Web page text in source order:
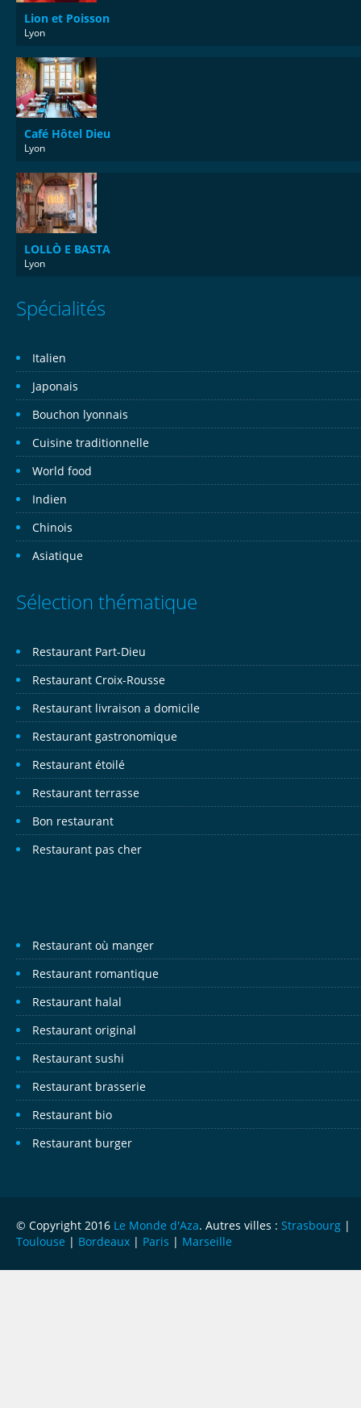
Lion et Poisson
Lyon
Café Hôtel Dieu
Lyon
LOLLÒ E BASTA
Lyon
Spécialités
Italien
Japonais
Bouchon lyonnais
Cuisine traditionnelle
World food
Indien
Chinois
Asiatique
Sélection thématique
Restaurant Part-Dieu
Restaurant Croix-Rousse
Restaurant livraison a domicile
Restaurant gastronomique
Restaurant étoilé
Restaurant terrasse
Bon restaurant
Restaurant pas cher
Restaurant où manger
Restaurant romantique
Restaurant halal
Restaurant original
Restaurant sushi
Restaurant brasserie
Restaurant bio
Restaurant burger
© Copyright 2016 Le Monde d'Aza. Autres villes : Strasbourg |
Toulouse | Bordeaux | Paris | Marseille